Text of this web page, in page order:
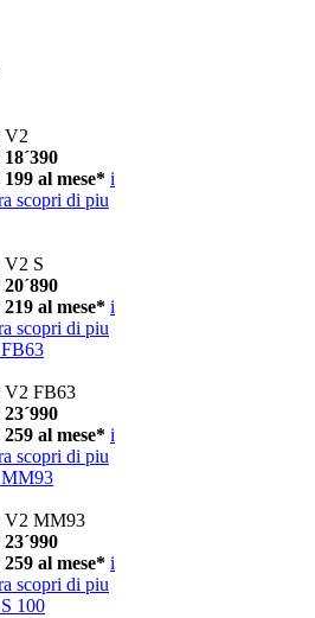
V2
al mese* i
scopri di piu
V2 S
al mese* i
scopri di piu
V2 FB63
al mese* i
scopri di piu
V2 MM93
al mese* i
scopri di piu
100